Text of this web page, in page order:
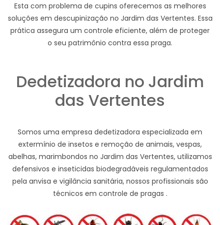
Esta com problema de cupins oferecemos as melhores
soluções em descupinização no Jardim das Vertentes. Essa
prática assegura um controle eficiente, além de proteger
o seu patrimônio contra essa praga.
Dedetizadora no Jardim
das Vertentes
Somos uma empresa dedetizadora especializada em
extermínio de insetos e remoção de animais, vespas,
abelhas, marimbondos no Jardim das Vertentes, utilizamos
defensivos e inseticidas biodegradáveis regulamentados
pela anvisa e vigilância sanitária, nossos profissionais são
técnicos em controle de pragas .